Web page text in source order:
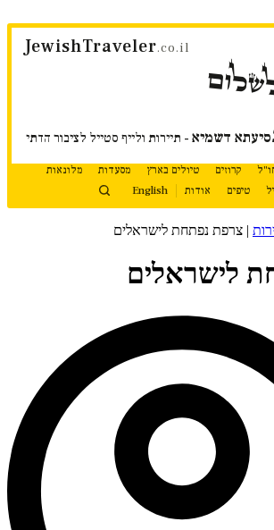
JewishTraveler.co.il
סיעתא דשמיא - תיירות ולייף סטייל לציבור הדתי
קרוזים טיולים בארץ מסעדות
מלונאות
טיפים אודות English
| צרפת נפתחת לישראלים
לישראלים